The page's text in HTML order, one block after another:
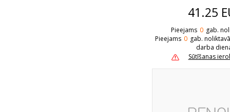
41.25
Pieejams 0 gab.
Pieejams 0 gab.
darba
Sūtīšanas